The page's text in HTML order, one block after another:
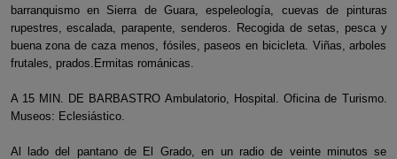
barranquismo en Sierra de Guara, espeleología, cuevas de pinturas
rupestres, escalada, parapente, senderos. Recogida de setas, pesca y
buena zona de caza menos, fósiles, paseos en bicicleta. Viñas, arboles
frutales, prados.Ermitas románicas.
A 15 MIN. DE BARBASTRO Ambulatorio, Hospital. Oficina de Turismo.
Museos: Eclesiástico.
Al lado del pantano de El Grado, en un radio de veinte minutos se